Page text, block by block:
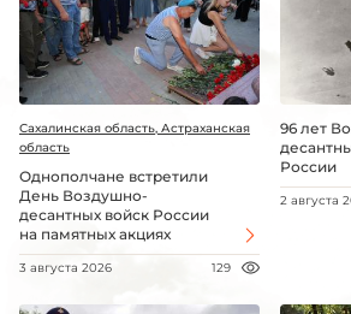
Сахалинская область, Астраханская
область
Однополчане встретили
День Воздушно-
десантных войск России
на памятных акциях
3 августа 2026 129
96 лет
России
2 августа